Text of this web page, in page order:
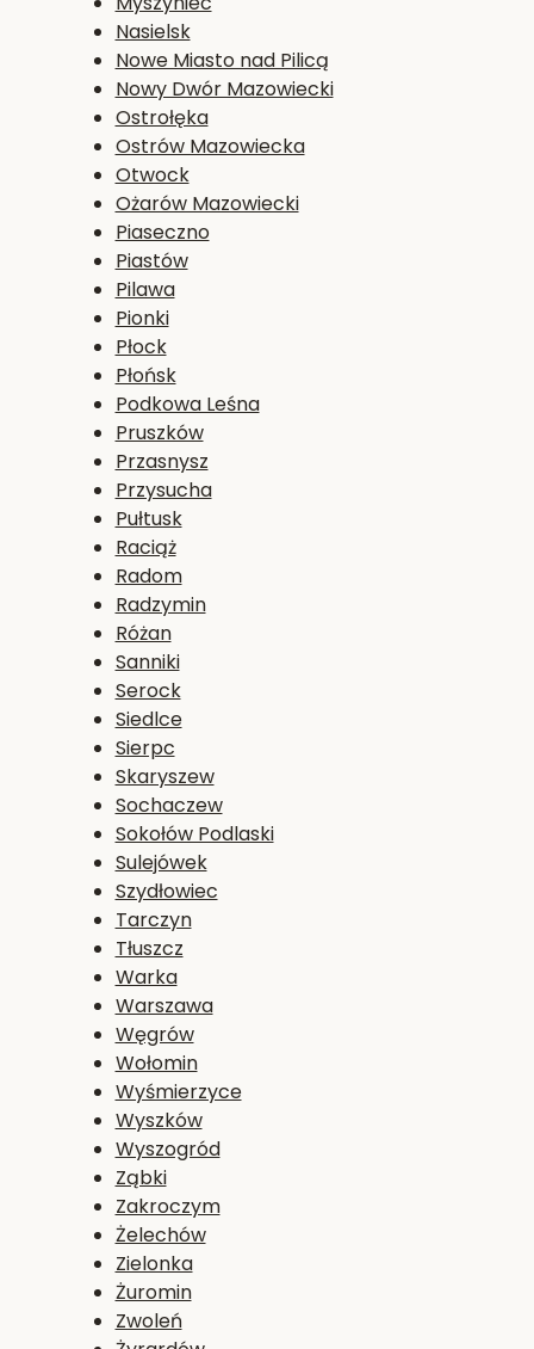
Nasielsk
Nowe Miasto nad Pilicą
Nowy Dwór Mazowiecki
Ostrołęka
Ostrów Mazowiecka
Otwock
Ożarów Mazowiecki
Piaseczno
Piastów
Pilawa
Pionki
Płock
Płońsk
Podkowa Leśna
Pruszków
Przasnysz
Przysucha
Pułtusk
Raciąż
Radom
Radzymin
Różan
Sanniki
Serock
Siedlce
Sierpc
Skaryszew
Sochaczew
Sokołów Podlaski
Sulejówek
Szydłowiec
Tarczyn
Tłuszcz
Warka
Warszawa
Węgrów
Wołomin
Wyśmierzyce
Wyszków
Wyszogród
Ząbki
Zakroczym
Żelechów
Zielonka
Żuromin
Zwoleń